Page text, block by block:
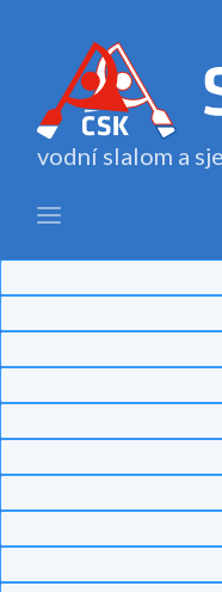
vodní slalom a